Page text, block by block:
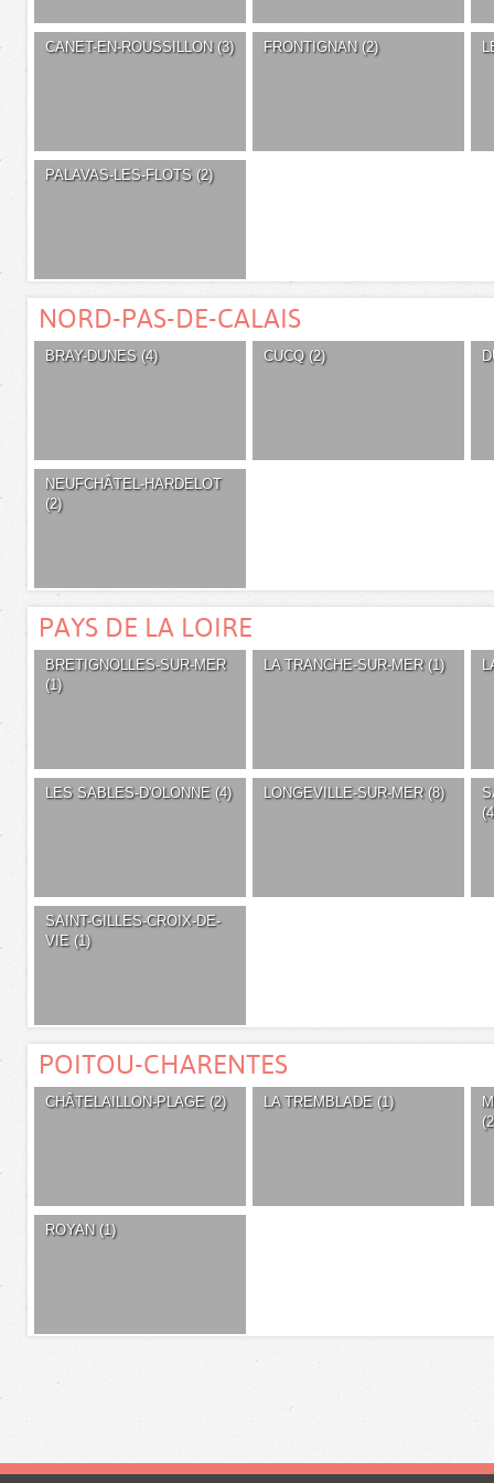
CANET-EN-ROUSSILLON (3) FRONTIGNAN (2)
PALAVAS-LES-FLOTS (2)
NORD-PAS-DE-CALAIS
BRAY-DUNES (4) CUCQ (2)
NEUFCHÂTEL-HARDELOT
(2)
PAYS DE LA LOIRE
BRETIGNOLLES-SUR-MER
(1)
LA TRANCHE-SUR-MER (1)
LES SABLES-D'OLONNE (4) LONGEVILLE-SUR-MER (8)
SAINT-GILLES-CROIX-DE-
VIE (1)
POITOU-CHARENTES
CHÂTELAILLON-PLAGE (2) LA TREMBLADE (1)
ROYAN (1)